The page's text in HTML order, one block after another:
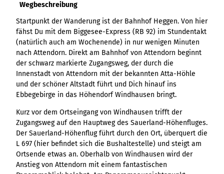
Wegbeschreibung
Startpunkt der Wanderung ist der Bahnhof Heggen. Von hier
fähst Du mit dem Biggesee-Express (RB 92) im Stundentakt
(natürlich auch am Wochenende) in nur wenigen Minuten
nach Attendorn. Direkt am Bahnhof von Attendorn beginnt
der schwarz markierte Zugangsweg, der durch die
Innenstadt von Attendorn mit der bekannten Atta-Höhle
und der schöner Altstadt führt und Dich hinauf ins
Ebbegebirge in das Höhendorf Windhausen bringt.
Kurz vor dem Ortseingang von Windhausen trifft der
Zugangsweg auf den Hauptweg des Sauerland-Höhenfluges.
Der Sauerland-Höhenflug führt durch den Ort, überquert die
L 697 (hier befindet sich die Bushaltestelle) und steigt am
Ortsende etwas an. Oberhalb von Windhausen wird der
Anstieg von Attendorn mit einem fantastischen